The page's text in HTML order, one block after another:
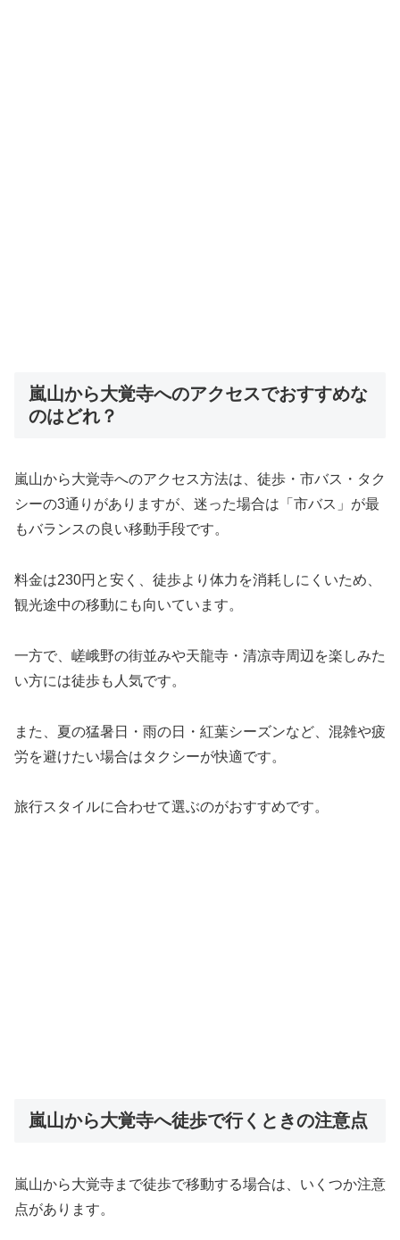
嵐山から大覚寺へのアクセスでおすすめな
のはどれ？
嵐山から大覚寺へのアクセス方法は、徒歩・市バス・タク
シーの3通りがありますが、迷った場合は「市バス」が最
もバランスの良い移動手段です。
料金は230円と安く、徒歩より体力を消耗しにくいため、
観光途中の移動にも向いています。
一方で、嵯峨野の街並みや天龍寺・清凉寺周辺を楽しみた
い方には徒歩も人気です。
また、夏の猛暑日・雨の日・紅葉シーズンなど、混雑や疲
労を避けたい場合はタクシーが快適です。
旅行スタイルに合わせて選ぶのがおすすめです。
嵐山から大覚寺へ徒歩で行くときの注意点
嵐山から大覚寺まで徒歩で移動する場合は、いくつか注意
点があります。